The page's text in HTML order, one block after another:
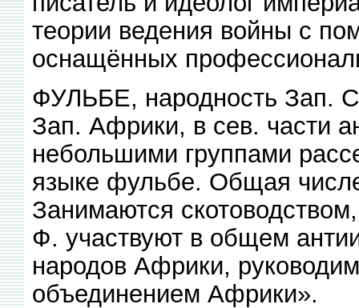
теории ведения войны с
оснащённых
ФУЛЬБЕ, народность Зап.
Зап. Африки, в сев. части
небольшими группами
языке фульбе. Общая
Занимаются
Ф. участвуют в общем
народов Африки,
объединением Африки».